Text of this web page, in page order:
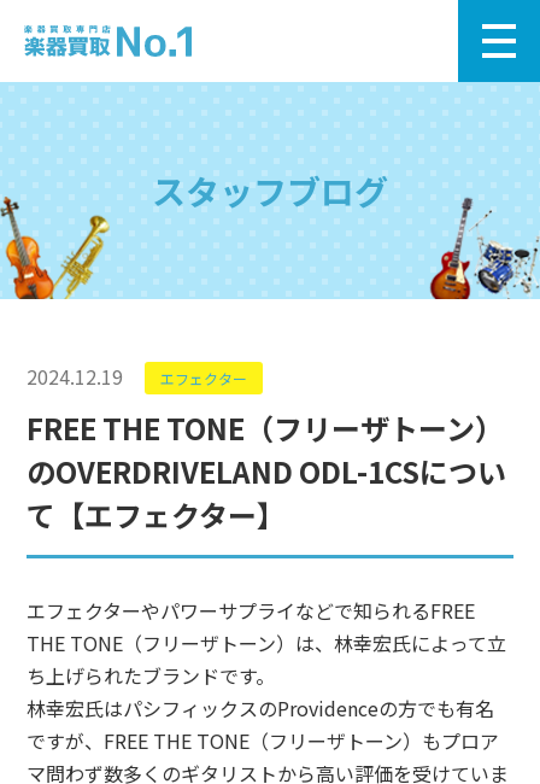
スタッフブログ
2024.12.19 エフェクター
FREE THE TONE（フリーザトーン）
のOVERDRIVELAND ODL-1CSについ
て【エフェクター】
エフェクターやパワーサプライなどで知られるFREE
THE TONE（フリーザトーン）は、林幸宏氏によって立
ち上げられたブランドです。
林幸宏氏はパシフィックスのProvidenceの方でも有名
ですが、FREE THE TONE（フリーザトーン）もプロア
マ問わず数多くのギタリストから高い評価を受けていま